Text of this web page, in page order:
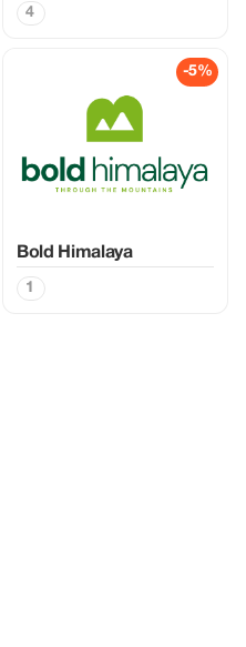
4
-5%
Bold Himalaya
1